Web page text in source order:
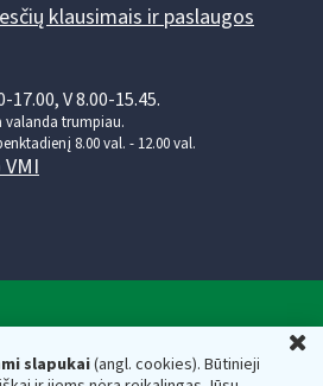
slapukai(angl. cookies). Būtinieji
klausimais ir paslaugos
V 8.00-15.45.
valanda trumpiau.
8.00 val. - 12.00 val.
ministerijos